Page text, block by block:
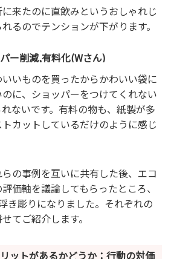
来たのに直飲みというおしゃれじ
るのでテンションが下がります。
ー削減,有料化(Wさん)
いものを買ったからかわいい袋に
に、ショッパーをつけてくれない
ないです。有料の物も、紙製が多
カットしているだけのように感じ
の事例を互いに共有した後、エコ
価軸を議論してもらったところ、
き彫りになりました。それぞれの
てご紹介します。
ットがあるかどうか：行動の対価